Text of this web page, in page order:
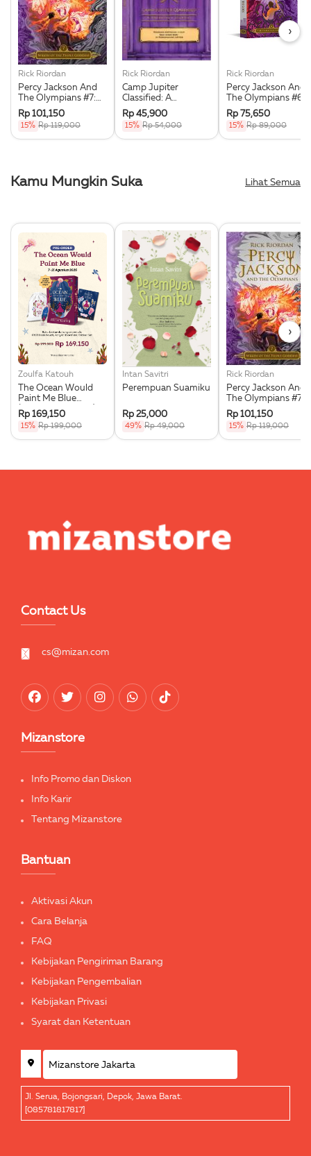
Rick Riordan
Percy Jackson And
The Olympians #7:
Wrath Of The Triple
Goddess
Rp 101,150
15% Rp 119,000
Rick Riordan
Camp Jupiter
Classified: A
Probatio’s Journal
Rp 45,900
15% Rp 54,000
Rick Riordan
Percy Jackson And
The Olympians #6:
The Chalice Of The
Gods
Rp 75,650
15% Rp 89,000
›
Kamu Mungkin Suka Lihat Semua
Zoulfa Katouh
The Ocean Would
Paint Me Blue
(Illustration Edges) -
Exclusive Pre Order +
Acrylic Bookmark,
Pouch & Sticker Set
Rp 169,150
15% Rp 199,000
Intan Savitri
Perempuan Suamiku
Rp 25,000
49% Rp 49,000
Rick Riordan
Percy Jackson And
The Olympians #7:
Wrath Of The Triple
Goddess
Rp 101,150
15% Rp 119,000
›
Contact Us
cs@mizan.com
Mizanstore
Info Promo dan Diskon
Info Karir
Tentang Mizanstore
Bantuan
Aktivasi Akun
Cara Belanja
FAQ
Kebijakan Pengiriman Barang
Kebijakan Pengembalian
Kebijakan Privasi
Syarat dan Ketentuan
Jl. Serua, Bojongsari, Depok, Jawa Barat.
[085781817817]